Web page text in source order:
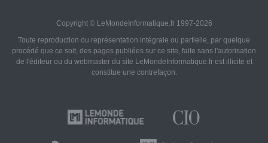
Copyright © LeMondeInformatique.fr 1997-2026
Toute reproduction ou représentation intégrale ou partielle, par quelque
procédé que ce soit, des pages publiées sur ce site, faite sans l'autorisation
de l'éditeur ou du webmaster du site LeMondeInformatique.fr est illicite et
constitue une contrefaçon.